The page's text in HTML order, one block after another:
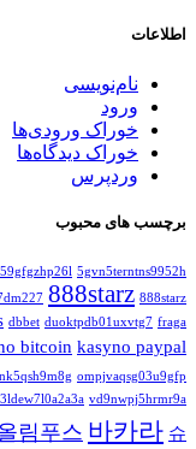
اطلاعات
نام‌نویسی
ورود
خوراک ورودی‌ها
خوراک دیدگاه‌ها
وردپرس
برچسب های محبوب
5gvn5terntns9952h
888starz 888starz
dbbet duoktpdb01uxvtg7 fraga
bitcoin kasyno paypal
ompjvaqsg03u9gfp
vd9nwpj5hrmr9a
림푸스 바카라 슈